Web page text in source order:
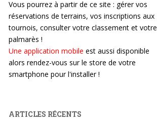
Vous pourrez à partir de ce site : gérer vos
réservations de terrains, vos inscriptions aux
tournois, consulter votre classement et votre
palmarès !
Une application mobile est aussi disponible
alors rendez-vous sur le store de votre
smartphone pour l'installer !
ARTICLES RÉCENTS